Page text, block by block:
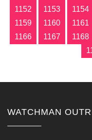
1152
1153 1154
1159
1160 1161
1166
1167 1168
WATCHMAN